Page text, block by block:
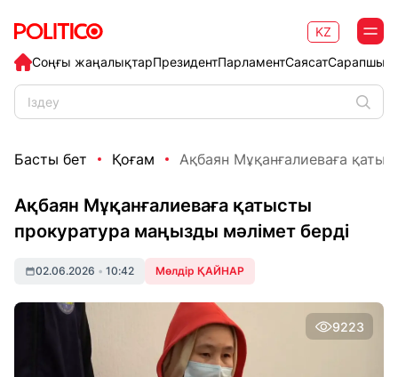
Соңғы жаңалықтарПрезидентПарламентСаясат
KZ
Басты бет Қоғам Ақбаян Мұқанғалиеваға
Ақбаян Мұқанғалиеваға қатысты
прокуратура маңызды мәлімет берді
02.06.2026 • 10:42 Мөлдір ҚАЙНАР
9223